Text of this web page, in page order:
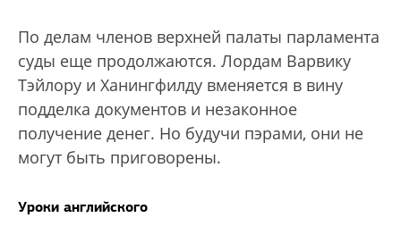
По делам членов верхней палаты парламента
суды еще продолжаются. Лордам Варвику
Тэйлору и Ханингфилду вменяется в вину
подделка документов и незаконное
получение денег. Но будучи пэрами, они не
могут быть приговорены.
Уроки английского